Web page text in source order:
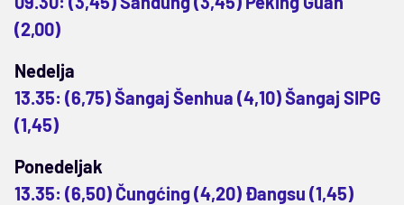
(2,00)
Nedelja
13.35: (6,75) Šangaj Šenhua (4,10) Šangaj SIPG
(1,45)
Ponedeljak
13.35: (6,50) Čungćing (4,20) Đangsu (1,45)